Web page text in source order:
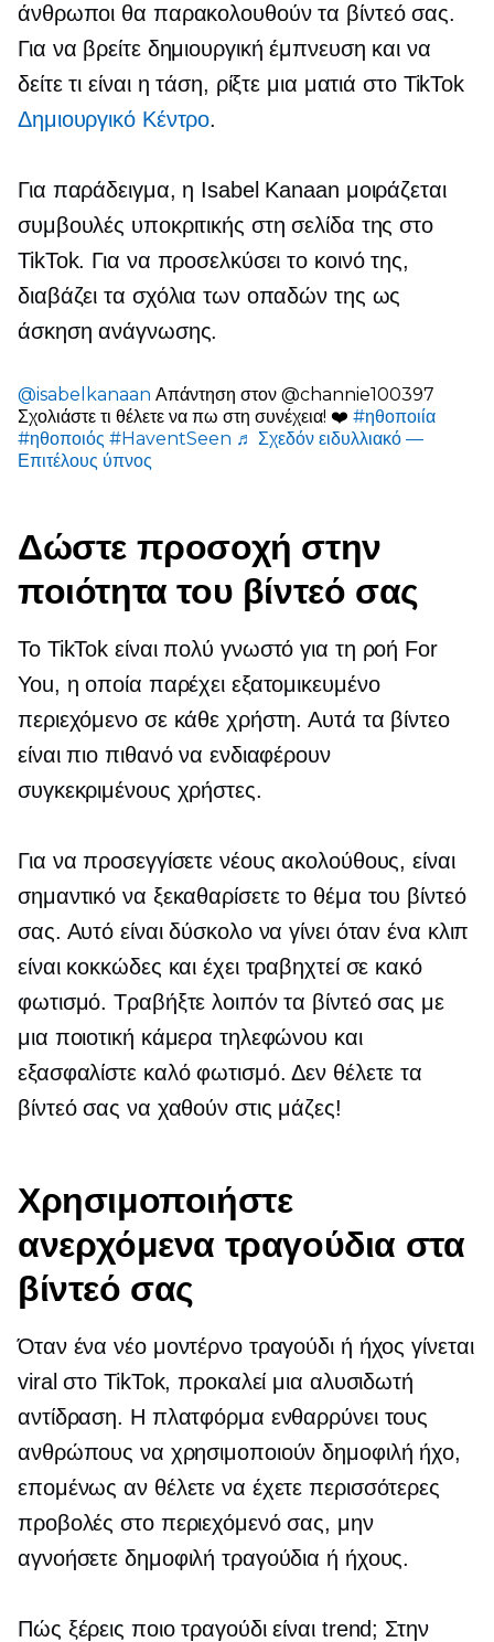
άνθρωποι θα παρακολουθούν τα βίντεό σας.
Για να βρείτε δημιουργική έμπνευση και να
δείτε τι είναι η τάση, ρίξτε μια ματιά στο TikTok
Δημιουργικό Κέντρο.
Για παράδειγμα, η Isabel Kanaan μοιράζεται
συμβουλές υποκριτικής στη σελίδα της στο
TikTok. Για να προσελκύσει το κοινό της,
διαβάζει τα σχόλια των οπαδών της ως
άσκηση ανάγνωσης.
@isabelkanaan Απάντηση στον @channie100397
Σχολιάστε τι θέλετε να πω στη συνέχεια! ❤️ #ηθοποιία
#ηθοποιός #HaventSeen ♬ Σχεδόν ειδυλλιακό —
Επιτέλους ύπνος
Δώστε προσοχή στην
ποιότητα του βίντεό σας
Το TikTok είναιπολύ γνωστό για τη ροή For
You, η οποία παρέχει εξατομικευμένο
περιεχόμενο σε κάθε χρήστη. Αυτά τα βίντεο
είναι πιο πιθανό να ενδιαφέρουν
συγκεκριμένους χρήστες.
Για να προσεγγίσετε νέους ακολούθους, είναι
σημαντικό να ξεκαθαρίσετε το θέμα του βίντεό
σας. Αυτό είναι δύσκολο να γίνει όταν ένα κλιπ
είναι κοκκώδες και έχει τραβηχτεί σε κακό
φωτισμό. Τραβήξτε λοιπόν τα βίντεό σας με
μια ποιοτική κάμερα τηλεφώνου και
εξασφαλίστε καλό φωτισμό. Δεν θέλετε τα
βίντεό σας να χαθούν στις μάζες!
Χρησιμοποιήστε
ανερχόμενα τραγούδια στα
βίντεό σας
Όταν ένα νέο μοντέρνο τραγούδι ή ήχος γίνεται
viral στο TikTok, προκαλεί μια αλυσιδωτή
αντίδραση. Η πλατφόρμα ενθαρρύνει τους
ανθρώπους να χρησιμοποιούν δημοφιλή ήχο,
επομένως αν θέλετε να έχετε περισσότερες
προβολές στο περιεχόμενό σας, μην
αγνοήσετε δημοφιλή τραγούδια ή ήχους.
Πώς ξέρεις ποιο τραγούδι είναι trend; Στην